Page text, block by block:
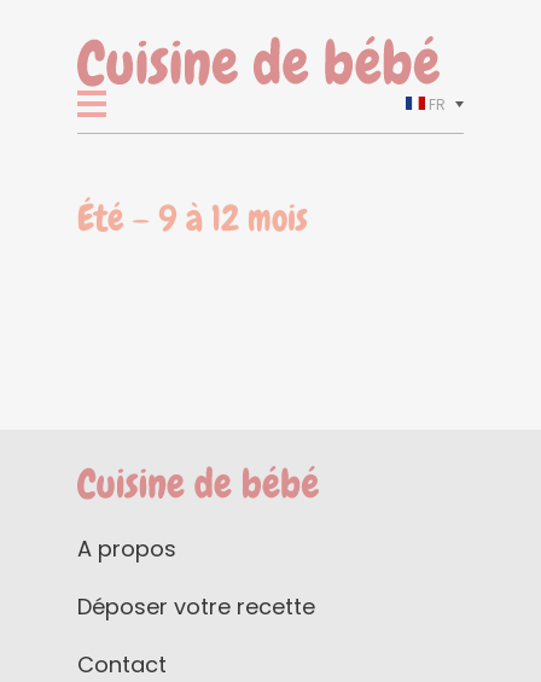
FR
Été – 9 à 12 mois
A propos
Déposer votre recette
Contact